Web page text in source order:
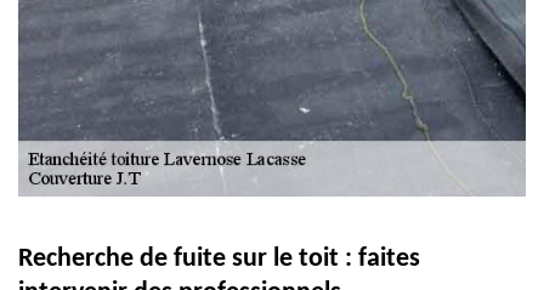
Recherche de fuite sur le toit : faites